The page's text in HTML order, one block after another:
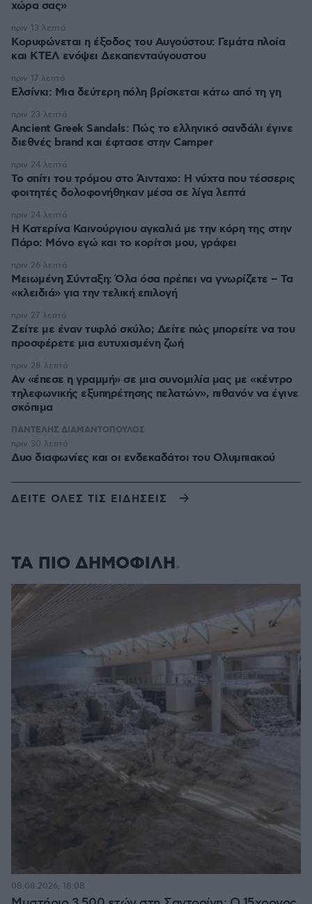
χώρα σας»
Κορυφώνεται η έξοδος του Αυγούστου: Γεμάτα πλοία
και ΚΤΕΛ ενόψει Δεκαπενταύγουστου
πριν 13 λεπτά
Ελσίνκι: Mια δεύτερη πόλη βρίσκεται κάτω από τη γη
πριν 17 λεπτά
Ancient Greek Sandals: Πώς το ελληνικό σανδάλι έγινε
διεθνές brand και έφτασε στην Camper
πριν 23 λεπτά
Το σπίτι του τρόμου στο Άινταχο: Η νύχτα που τέσσερις
φοιτητές δολοφονήθηκαν μέσα σε λίγα λεπτά
πριν 24 λεπτά
Η Κατερίνα Καινούργιου αγκαλιά με την κόρη της στην
Πάρο: Μόνο εγώ και το κορίτσι μου, γράφει
πριν 24 λεπτά
Μειωμένη Σύνταξη: Όλα όσα πρέπει να γνωρίζετε – Τα
«κλειδιά» για την τελική επιλογή
πριν 26 λεπτά
Ζείτε με έναν τυφλό σκύλο; Δείτε πώς μπορείτε να του
προσφέρετε μια ευτυχισμένη ζωή
πριν 27 λεπτά
Αν «έπεσε η γραμμή» σε μια συνομιλία μας με «κέντρο
τηλεφωνικής εξυπηρέτησης πελατών», πιθανόν να έγινε
σκόπιμα
πριν 28 λεπτά
ΠΑΝΤΕΛΗΣ ΔΙΑΜΑΝΤΟΠΟΥΛΟΣ
Δυο διαφωνίες και οι ενδεκαδάτοι του Ολυμπιακού
πριν 30 λεπτά
ΔΕΙΤΕ ΟΛΕΣ ΤΙΣ ΕΙΔΗΣΕΙΣ
ΤΑ ΠΙΟ ΔΗΜΟΦΙΛΗ
08.08.2026, 18:08